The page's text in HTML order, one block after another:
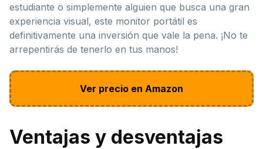
estudiante o simplemente alguien que busca una gran
experiencia visual, este monitor portátil es
definitivamente una inversión que vale la pena. ¡No te
arrepentirás de tenerlo en tus manos!
Ver precio en Amazon
Ventajas y desventajas